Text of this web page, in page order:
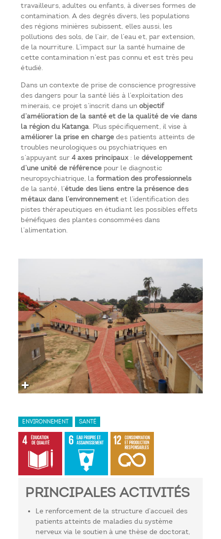
travailleurs, adultes ou enfants, à diverses formes de
contamination. A des degrés divers, les populations
des régions minières subissent, elles aussi, les
pollutions des sols, de l’air, de l’eau et, par extension,
de la nourriture. L’impact sur la santé humaine de
cette contamination n’est pas connu et est très peu
étudié.
Dans un contexte de prise de conscience progressive
des dangers pour la santé liés à l’exploitation des
minerais, ce projet s’inscrit dans unobjectif
d’amélioration de la santé et de la qualité de vie dans
la région du Katanga. Plus spécifiquement, il vise à
améliorer la prise en charge des patients atteints de
troubles neurologiques ou psychiatriques en
s’appuyant sur 4 axes principaux: ledéveloppement
d’une unité de référencepour le diagnostic
neuropsychiatrique, la formation des professionnels
de la santé, l’étude des liens entre la présence des
métaux dans l’environnement et l’identification des
pistes thérapeutiques en étudiant les possibles effets
bénéfiques des plantes consommées dans
l’alimentation.
ENVIRONNEMENT SANTÉ
PRINCIPALES ACTIVITÉS
Le renforcement de la structure d’accueil des
patients atteints de maladies du système
nerveux via le soutien à une thèse de doctorat,